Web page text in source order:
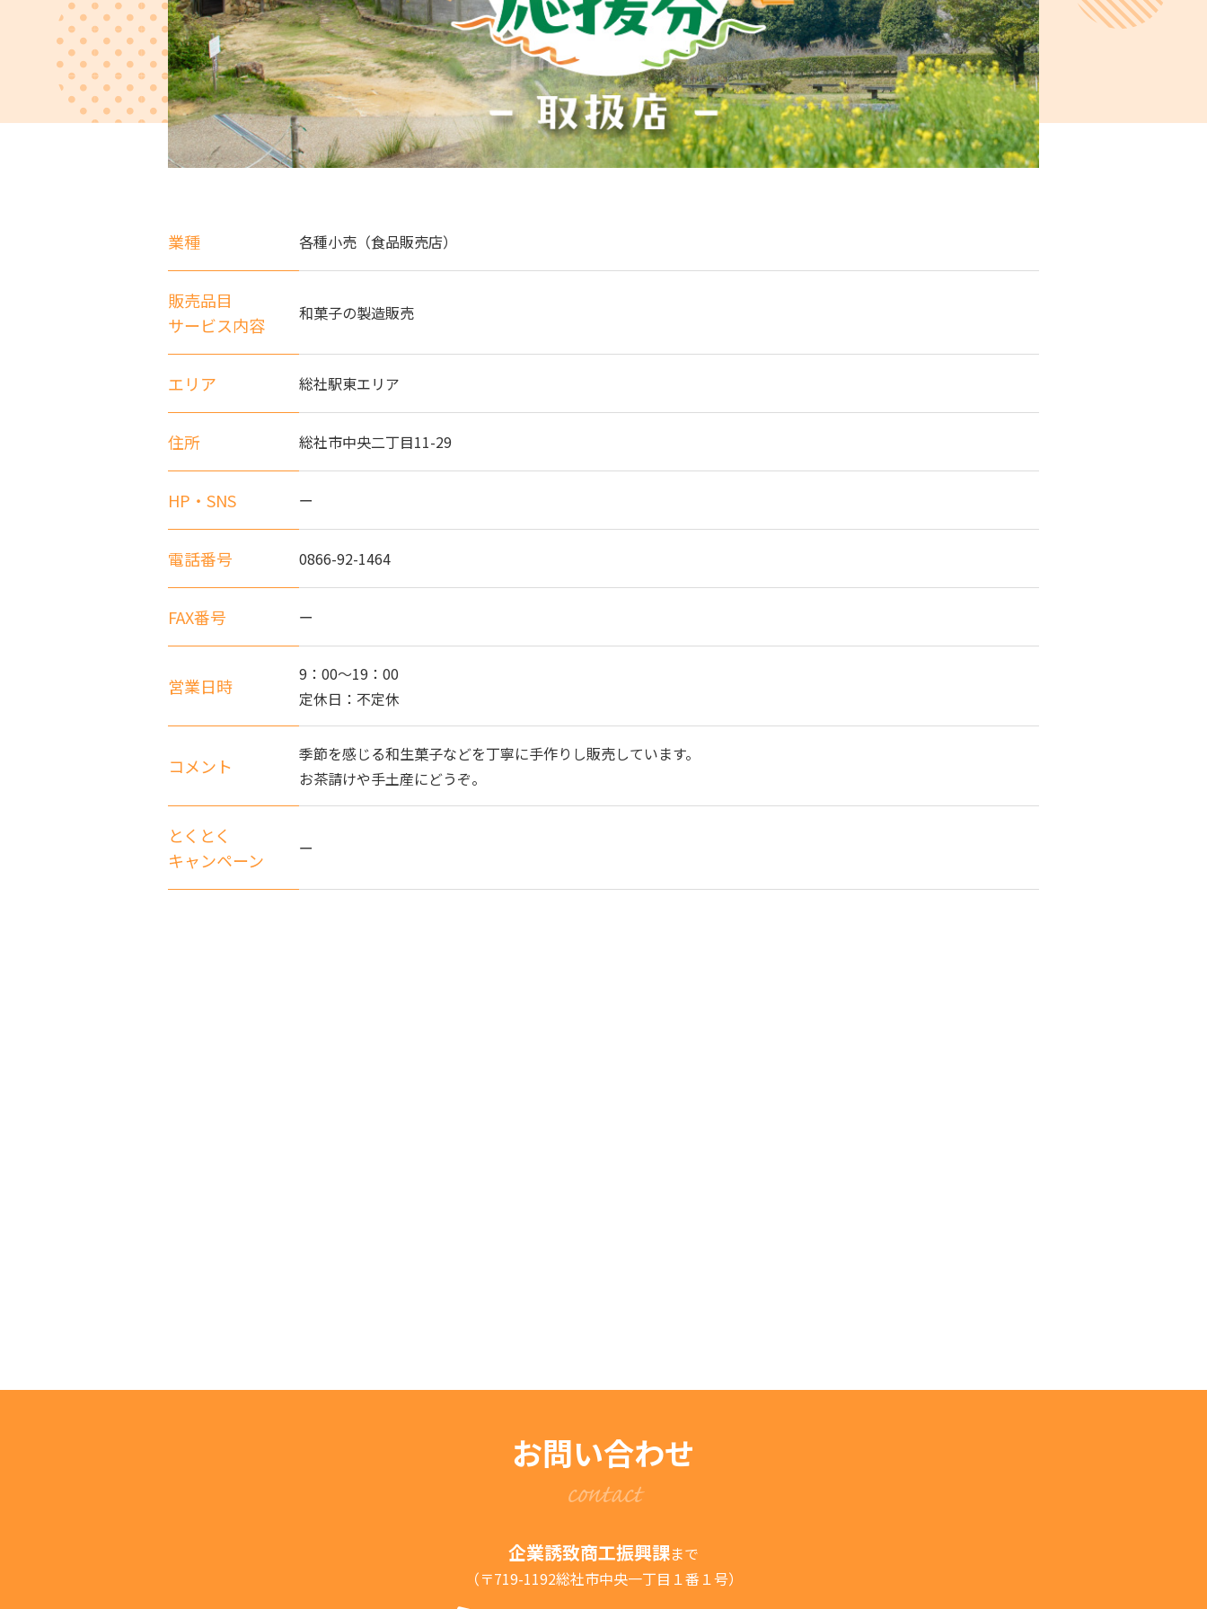
業種 各種小売（食品販売店）
販売品目
サービス内容
和菓子の製造販売
エリア 総社駅東エリア
住所 総社市中央二丁目11-29
HP・SNS ー
電話番号 0866-92-1464
FAX番号 ー
営業日時
9：00～19：00
定休日：不定休
コメント
季節を感じる和生菓子などを丁寧に手作りし販売しています。
お茶請けや手土産にどうぞ。
とくとく
キャンペーン
ー
お問い合わせ
contact
企業誘致商工振興課まで
（〒719-1192総社市中央一丁目１番１号）